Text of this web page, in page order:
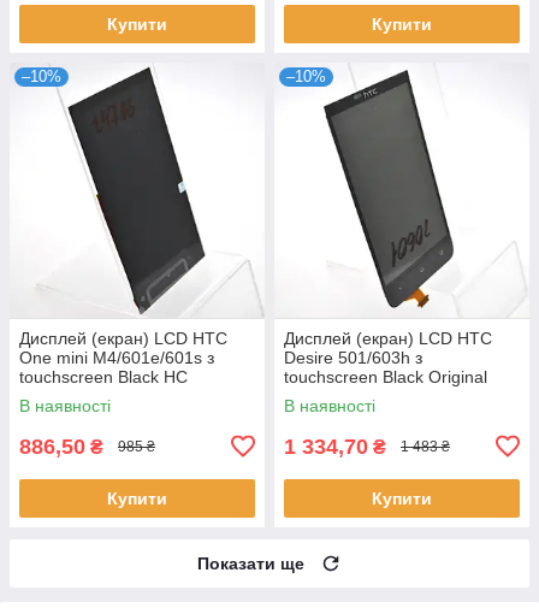
Купити Купити
–10%
Дисплей (екран) LCD HTC
One mini M4/601e/601s з
touchscreen Black HC
В наявності
886,50 ₴ 985 ₴
Купити
–10%
Дисплей (екран) LCD HTC
Desire 501/603h з
touchscreen Black Original
В наявності
1 334,70 ₴ 1 483 ₴
Купити
Показати ще